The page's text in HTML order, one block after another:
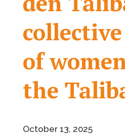
of
the
October 13, 2025